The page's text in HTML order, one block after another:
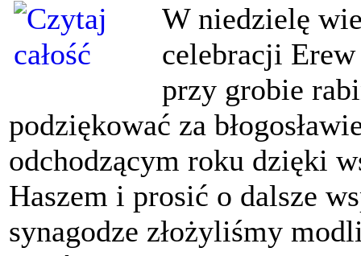
W niedzielę
celebracji
przy grobie
podziękować za
odchodzącym roku dzięki
Haszem i prosić o dalsze
synagodze złożyliśmy